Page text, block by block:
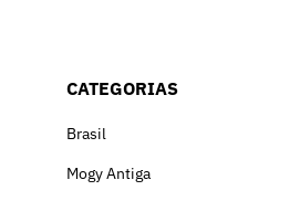
CATEGORIAS
Brasil
Mogy Antiga